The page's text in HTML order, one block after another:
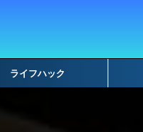
ライフハック